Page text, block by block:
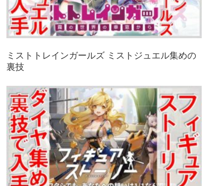
ミストトレインガールズ ミストジュエル集めの
裏技